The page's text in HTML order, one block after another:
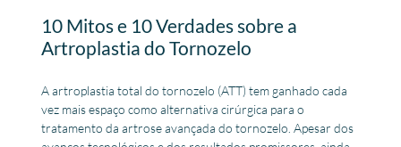
10 Mitos e 10 Verdades sobre a
Artroplastia do Tornozelo
A artroplastia total do tornozelo (ATT) tem ganhado cada
vez mais espaço como alternativa cirúrgica para o
tratamento da artrose avançada do tornozelo. Apesar dos